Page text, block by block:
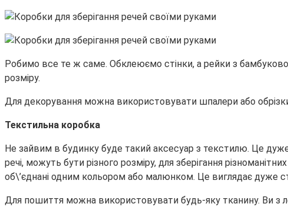
Робимо все те ж саме. Обклеюємо стінки, а рейки з
розміру.
Для декорування можна використовувати шпалери або
Текстильна коробка
Не зайвим в будинку буде такий аксесуар з текстилю. Це дуже
речі, можуть бути різного розміру, для зберігання
об\’єднані одним кольором або малюнком. Це виглядає дуже
Для пошиття можна використовувати будь-яку тканину. Ви з